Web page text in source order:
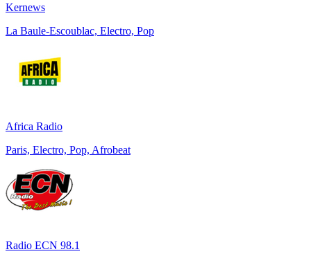
Kernews
La Baule-Escoublac, Electro, Pop
Africa Radio
Paris, Electro, Pop, Afrobeat
Radio ECN 98.1